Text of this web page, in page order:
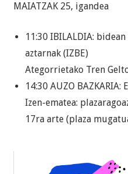
MAIATZAK 25, igandea
11:30 IBILALDIA:
aztarnak (IZBE)
Ategorrietako Tren
14:30 AUZO BAZKARIA:
Izen-ematea:
17ra arte (plaza